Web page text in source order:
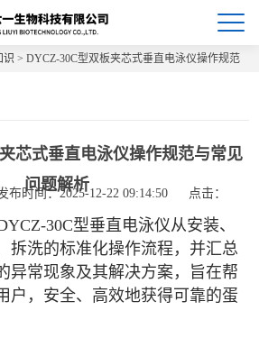
识 > DYCZ-30C型双板夹芯式垂直电泳仪操作规范
芯式垂直电泳仪操作规范与常见
问题解析
布时间：2025-12-22 09:14:50 点击：
30C型垂直电泳仪从安装、
拆洗的标准化操作流程，并汇总
异常现象及其解决方案，旨在帮
户，安全、高效地获得可靠的蛋